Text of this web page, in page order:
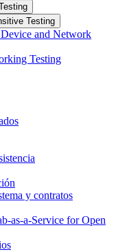
Testing
and Network
Testing
y contratos
as-a-Service for Open